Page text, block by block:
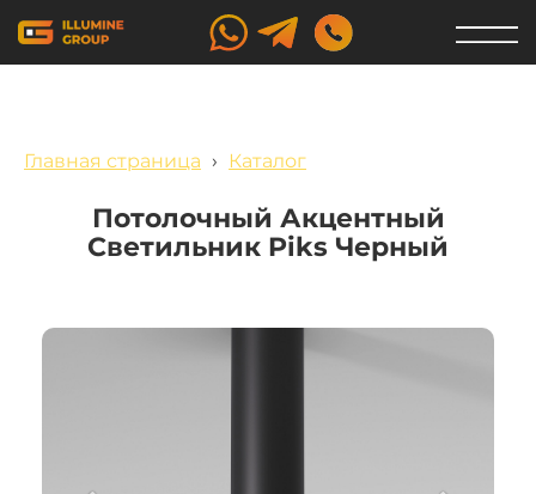
Главная страница › Каталог
Потолочный Акцентный
Светильник Piks Черный